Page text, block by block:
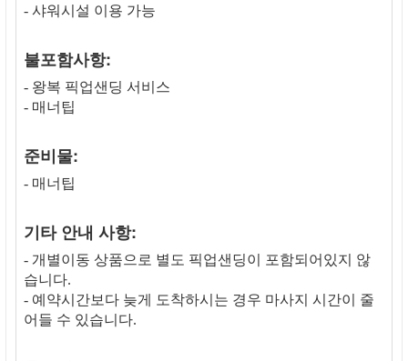
- 샤워시설 이용 가능
불포함사항:
- 왕복 픽업샌딩 서비스
- 매너팁
준비물:
- 매너팁
기타 안내 사항:
- 개별이동 상품으로 별도 픽업샌딩이 포함되어있지 않
습니다.
- 예약시간보다 늦게 도착하시는 경우 마사지 시간이 줄
어들 수 있습니다.